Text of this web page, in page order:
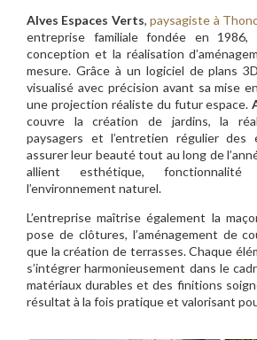
Alves Espaces Verts,paysagiste à
entreprise familiale fondée en 1986,
conception et la réalisation
mesure. Grâce à un logiciel de plans
visualisé avec précision avant sa mise
une projection réaliste du futur espace.
couvre la création de jardins, la
paysagers et l’entretien régulier des
assurer leur beauté tout au long de
allient esthétique,
l’environnement naturel.
L’entreprise maîtrise également la
pose de clôtures, l’aménagement de
que la création de terrasses. Chaque
s’intégrer harmonieusement dans le
matériaux durables et des finitions
résultat à la fois pratique et valorisant